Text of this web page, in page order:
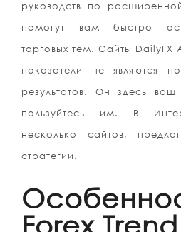
руководств по
помогут вам быстро
торговых тем. Сайты
показатели не являются
результатов. Он здесь
пользуйтесь им. В
несколько сайтов,
стратегии.
Forex